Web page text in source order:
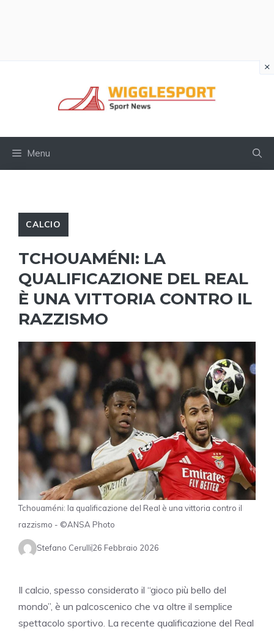
Menu
CALCIO
TCHOUAMÉNI: LA
QUALIFICAZIONE DEL REAL
È UNA VITTORIA CONTRO IL
RAZZISMO
Tchouaméni: la qualificazione del Real è una vittoria contro il
razzismo - ©ANSA Photo
Stefano Cerulli26 Febbraio 2026
Il calcio, spesso considerato il “gioco più bello del
mondo”, è un palcoscenico che va oltre il semplice
spettacolo sportivo. La recente qualificazione del Real
×